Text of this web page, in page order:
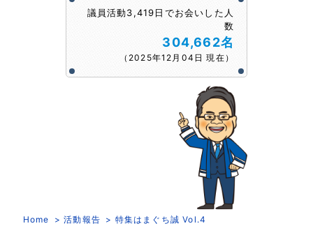
議員活動3,419日でお会いした人
数
304,662名
（2025年12月04日 現在）
Home 活動報告 特集はまぐち誠 Vol.4